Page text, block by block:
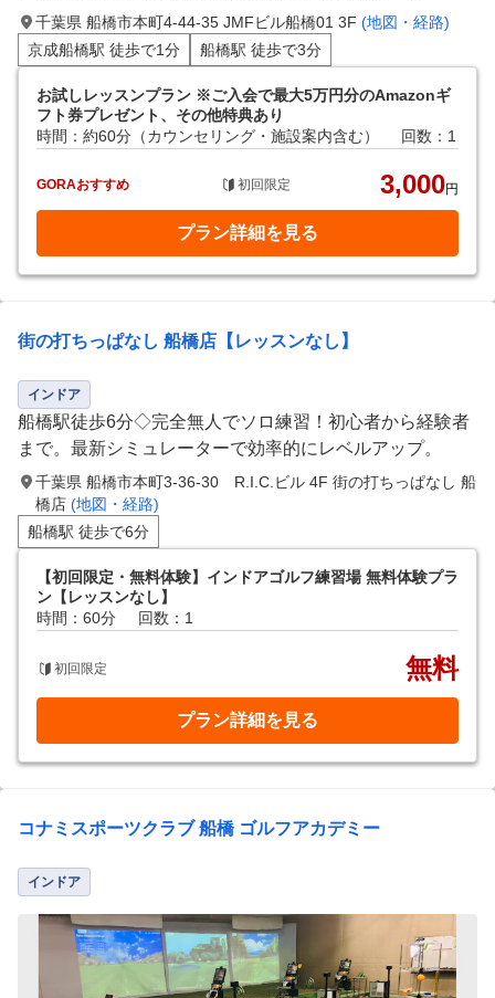
千葉県 船橋市本町4-44-35 JMFビル船橋01 3F (地図・経路)
京成船橋駅 徒歩で1分
船橋駅 徒歩で3分
お試しレッスンプラン ※ご入会で最大5万円分のAmazonギ
フト券プレゼント、その他特典あり
時間：約60分（カウンセリング・施設案内含む）
回数：1
GORAおすすめ 初回限定 3,000円
プラン詳細を見る
街の打ちっぱなし 船橋店【レッスンなし】
インドア
船橋駅徒歩6分◇完全無人でソロ練習！初心者から経験者
まで。最新シミュレーターで効率的にレベルアップ。
千葉県 船橋市本町3-36-30 R.I.C.ビル 4F 街の打ちっぱなし 船
橋店 (地図・経路)
船橋駅 徒歩で6分
【初回限定・無料体験】インドアゴルフ練習場 無料体験プラ
ン【レッスンなし】
時間：60分
回数：1
初回限定 無料
プラン詳細を見る
コナミスポーツクラブ 船橋 ゴルフアカデミー
インドア